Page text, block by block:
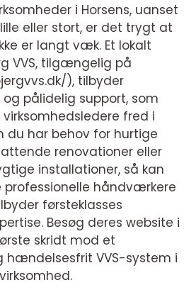
i Horsens, uanset
eller stort, er det trygt at
er langt væk. Et lokalt
VVS, tilgængelig på
), tilbyder
pålidelig support, som
virksomhedsledere fred i
du har behov for hurtige
renovationer eller
installationer, så kan
professionelle håndværkere
førsteklasses
Besøg deres website i
skridt mod et
hændelsesfrit VVS-system i